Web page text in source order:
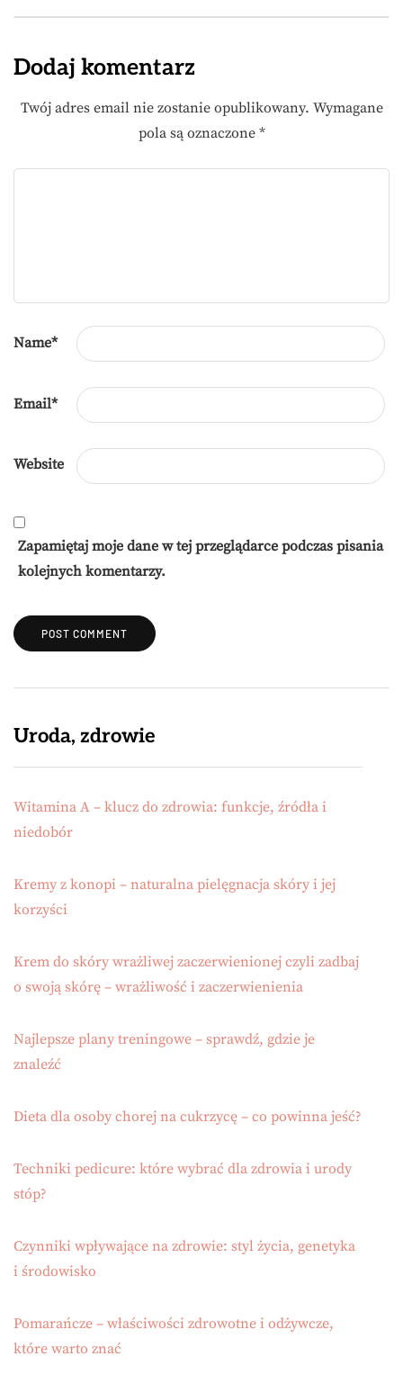
Dodaj komentarz
Twój adres email nie zostanie opublikowany. Wymagane
pola są oznaczone *
Name*
Email*
Website
Zapamiętaj moje dane w tej przeglądarce podczas pisania
kolejnych komentarzy.
Uroda, zdrowie
Witamina A – klucz do zdrowia: funkcje, źródła i
niedobór
Kremy z konopi – naturalna pielęgnacja skóry i jej
korzyści
Krem do skóry wrażliwej zaczerwienionej czyli zadbaj
o swoją skórę – wrażliwość i zaczerwienienia
Najlepsze plany treningowe – sprawdź, gdzie je
znaleźć
Dieta dla osoby chorej na cukrzycę – co powinna jeść?
Techniki pedicure: które wybrać dla zdrowia i urody
stóp?
Czynniki wpływające na zdrowie: styl życia, genetyka
i środowisko
Pomarańcze – właściwości zdrowotne i odżywcze,
które warto znać